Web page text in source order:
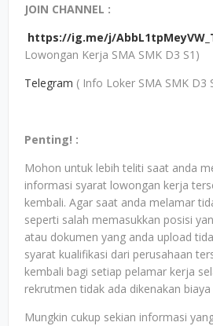
JOIN CHANNEL :
https://ig.me/j/
Lowongan Kerja SMA SMK D3 S1)
Telegram ( Info Loker SMA SMK D3
Penting! :
Mohon untuk lebih teliti saat anda
informasi syarat lowongan kerja
kembali. Agar saat anda melamar
seperti salah memasukkan posisi
atau dokumen yang anda upload
syarat kualifikasi dari perusahaan
kembali bagi setiap pelamar kerja
rekrutmen tidak ada dikenakan biaya
Mungkin cukup sekian informasi